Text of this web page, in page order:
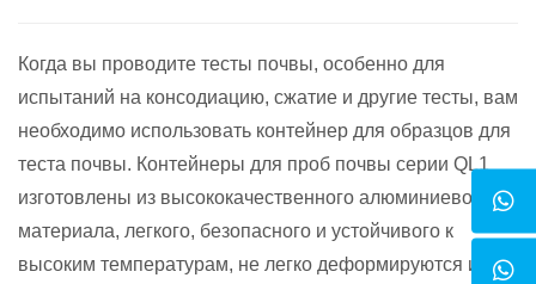
Когда вы проводите тесты почвы, особенно для
испытаний на консодиацию, сжатие и другие тесты, вам
необходимо использовать контейнер для образцов для
теста почвы. Контейнеры для проб почвы серии QL1
изготовлены из высококачественного алюминиевого
материала, легкого, безопасного и устойчивого к
высоким температурам, не легко деформируются и